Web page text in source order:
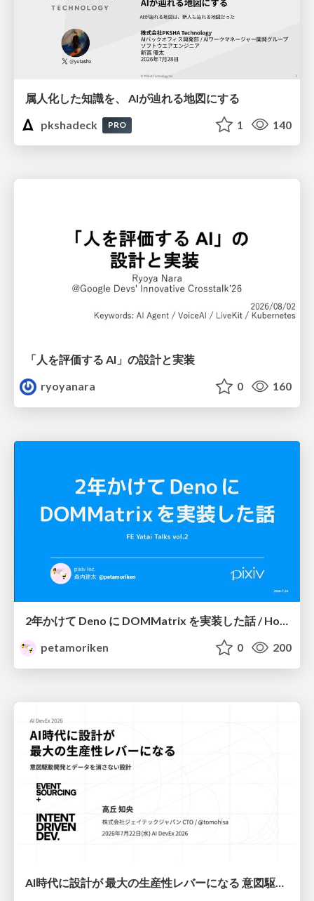
属人化した知識を、 AIが辿れる地図にする
pkshadeck
PRO 1 140
「人を評価する AI」の 設計と実装
ryoyanara
0 160
2年かけて Deno に DOMMatrix を実装した話 / How I implemented DOMMatrix in Deno over two years
petamoriken
0 200